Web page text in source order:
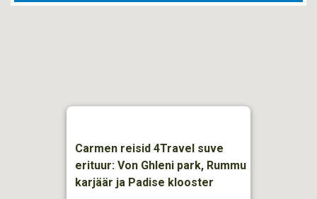
Carmen reisid 4Travel suve
erituur: Von Ghleni park, Rummu
karjäär ja Padise klooster